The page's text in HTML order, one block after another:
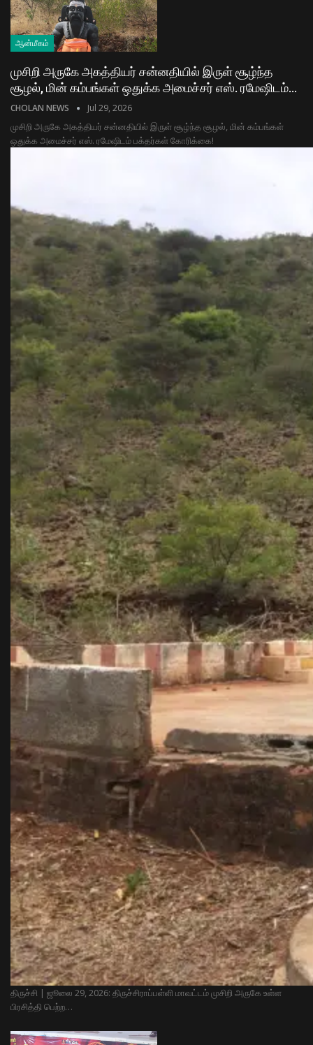
ஆன்மீகம்
முசிறி அருகே அகத்தியர் சன்னதியில் இருள் சூழ்ந்த
சூழல், மின் கம்பங்கள் ஒதுக்க அமைச்சர் எஸ். ரமேஷிடம்…
CHOLAN NEWS Jul 29, 2026
முசிறி அருகே அகத்தியர் சன்னதியில் இருள் சூழ்ந்த சூழல், மின் கம்பங்கள்
ஒதுக்க அமைச்சர் எஸ். ரமேஷிடம் பக்தர்கள் கோரிக்கை!
​திருச்சி | ஜூலை 29, 2026: திருச்சிராப்பள்ளி மாவட்டம் முசிறி அருகே உள்ள
பிரசித்தி பெற்ற…